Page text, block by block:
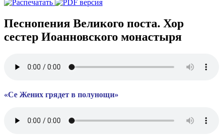
Песнопения Великого поста. Хор
сестер Иоанновского монастыря
«Се Жених грядет в полунощи»